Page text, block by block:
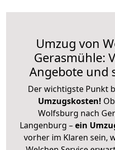
Umzug von
Gerasmühle:
Angebote und
Der wichtigste Punkt
Umzugskosten!
Wolfsburg nach
Langenburg –ein
vorher im Klaren sein,